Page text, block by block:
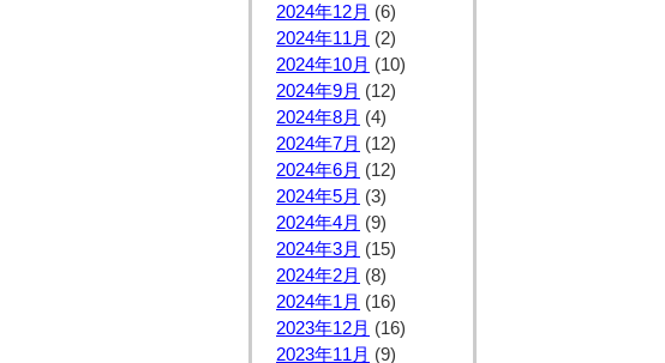
2024年12月 (6)
2024年11月 (2)
2024年10月 (10)
2024年9月 (12)
2024年8月 (4)
2024年7月 (12)
2024年6月 (12)
2024年5月 (3)
2024年4月 (9)
2024年3月 (15)
2024年2月 (8)
2024年1月 (16)
2023年12月 (16)
2023年11月 (9)